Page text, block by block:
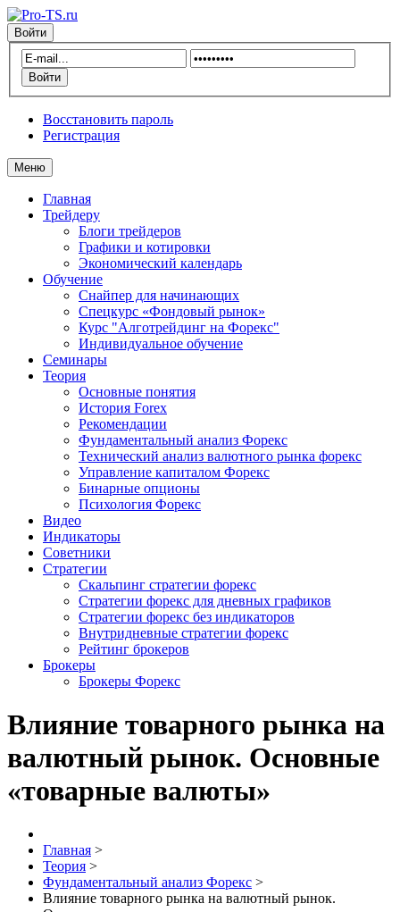
Войти
Восстановить пароль
Регистрация
Меню
Главная
Трейдеру
Блоги трейдеров
Графики и котировки
Экономический календарь
Обучение
Снайпер для начинающих
Спецкурс «Фондовый рынок»
Курс "Алготрейдинг на Форекс"
Индивидуальное обучение
Семинары
Теория
Основные понятия
История Forex
Рекомендации
Фундаментальный анализ Форекс
Технический анализ валютного рынка форекс
Управление капиталом Форекс
Бинарные опционы
Психология Форекс
Видео
Индикаторы
Советники
Стратегии
Скальпинг стратегии форекс
Стратегии форекс для дневных графиков
Стратегии форекс без индикаторов
Внутридневные стратегии форекс
Рейтинг брокеров
Брокеры
Брокеры Форекс
Влияние товарного рынка на
валютный рынок. Основные
«товарные валюты»
Главная >
Теория >
Фундаментальный анализ Форекс >
Влияние товарного рынка на валютный рынок.